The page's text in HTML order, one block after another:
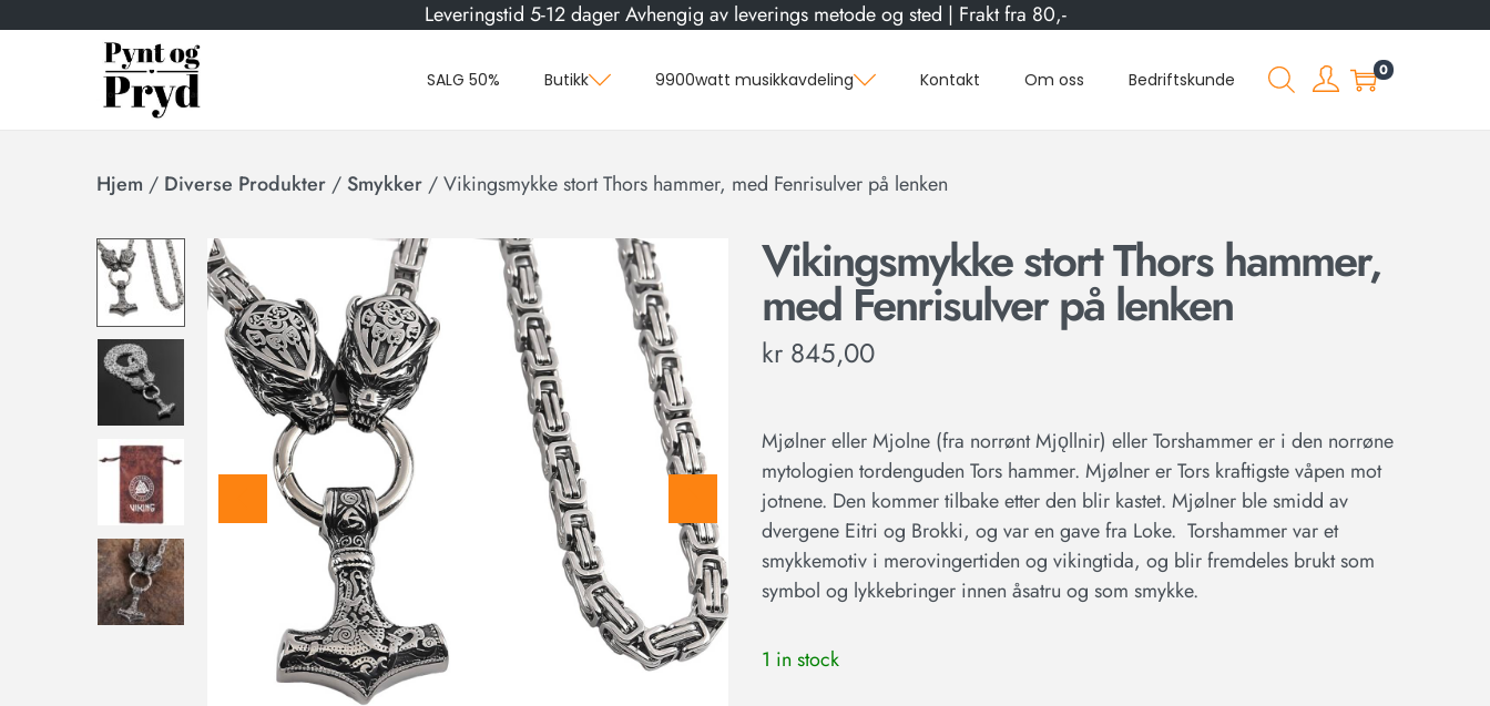
Leveringstid 5-12 dager Avhengig av leverings metode og sted | Frakt fra 80,-
SALG 50% Butikk 9900watt musikkavdeling Kontakt Om oss Bedriftskunde 0
Hjem / Diverse Produkter / Smykker /Vikingsmykke stort Thors hammer, med Fenrisulver på lenken
Vikingsmykke stort Thors hammer,
med Fenrisulver på lenken
kr 845,00
Mjølner eller Mjolne (fra norrønt Mjǫllnir) eller Torshammer er i den norrøne
mytologien tordenguden Tors hammer. Mjølner er Tors kraftigste våpen mot
jotnene. Den kommer tilbake etter den blir kastet. Mjølner ble smidd av
dvergene Eitri og Brokki, og var en gave fra Loke. Torshammer var et
smykkemotiv i merovingertiden og vikingtida, og blir fremdeles brukt som
symbol og lykkebringer innen åsatru og som smykke.
1 in stock